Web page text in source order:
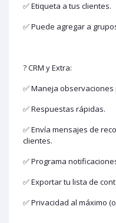
✅ Etiqueta a tus clientes.
✅ Puede agregar a
? CRM y Extra:
✅ Maneja observaciones
✅ Respuestas rápidas.
✅ Envía mensajes de
clientes.
✅ Programa
✅ Exportar tu lista de
✅ Privacidad al máximo